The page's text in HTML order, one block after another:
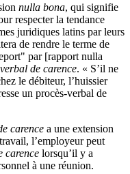
nulla bona, qui signifie
respecter la tendance
juridiques latins par leurs
de rendre le terme de
par [rapport nulla
de carence. « S’il ne
le débiteur, l’huissier
un procès-verbal de
carence a une extension
l’employeur peut
carence lorsqu’il y a
à une réunion.